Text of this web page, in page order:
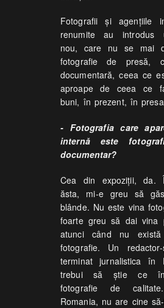
Fotografii şi agenţiile
renumite au introdus
nou, care nu se mai
fotografie de presă,
documentară, ceea ce
aproape de ceea ce
buni, în prezent, în
- Fotografia care
internă este
documentar?
Cea din expoziţii, da.
ăsta, mi-e greu să
blânde. Nu este vina
foarte greu să dai vina
atunci când nu
fotografie. Un
terminat jurnalistica în
trebui să ştie ce
fotografie de
Romania, nu are cine